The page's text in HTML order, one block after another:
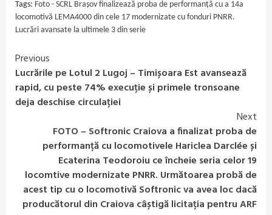
Tags: Foto - SCRL Brașov finalizează proba de performanță cu a 14a
locomotivă LEMA4000 din cele 17 modernizate cu fonduri PNRR.
Lucrări avansate la ultimele 3 din serie
Continue
Reading
Previous
Lucrările pe Lotul 2 Lugoj – Timișoara Est avansează
rapid, cu peste 74% execuție și primele tronsoane
deja deschise circulației
Next
FOTO – Softronic Craiova a finalizat proba de
performanță cu locomotivele Hariclea Darclée și
Ecaterina Teodoroiu ce încheie seria celor 19
locomtive modernizate PNRR. Următoarea probă de
acest tip cu o locomotivă Softronic va avea loc dacă
producătorul din Craiova câștigă licitația pentru ARF